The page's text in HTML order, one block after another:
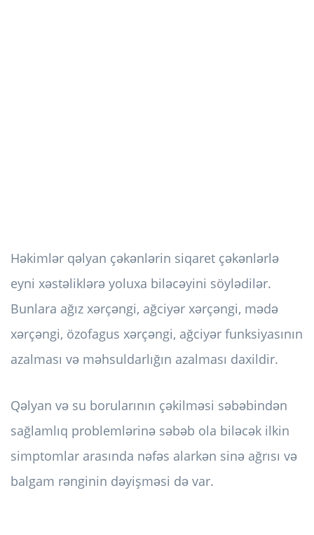
Həkimlər qəlyan çəkənlərin siqaret çəkənlərlə
eyni xəstəliklərə yoluxa biləcəyini söylədilər.
Bunlara ağız xərçəngi, ağciyər xərçəngi, mədə
xərçəngi, özofagus xərçəngi, ağciyər funksiyasının
azalması və məhsuldarlığın azalması daxildir.
Qəlyan və su borularının çəkilməsi səbəbindən
sağlamlıq problemlərinə səbəb ola biləcək ilkin
simptomlar arasında nəfəs alarkən sinə ağrısı və
balgam rənginin dəyişməsi də var.